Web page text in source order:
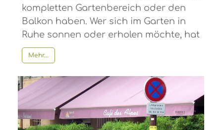
kompletten Gartenbereich oder den
Balkon haben. Wer sich im Garten in
Ruhe sonnen oder erholen möchte, hat
Mehr...